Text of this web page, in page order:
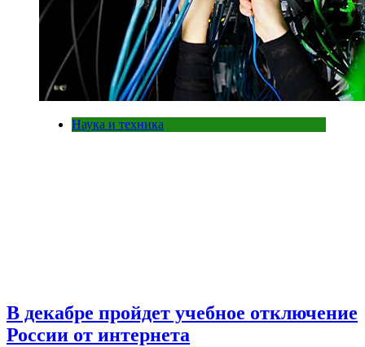
Наука и техника
В декабре пройдет учебное отключение
России от интернета